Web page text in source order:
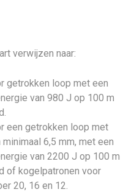
verwijzen naar:
getrokken loop met een
van 980 J op 100 m
een getrokken loop met
6,5 mm, met een
van 2200 J op 100 m
of kogelpatronen voor
20, 16 en 12.